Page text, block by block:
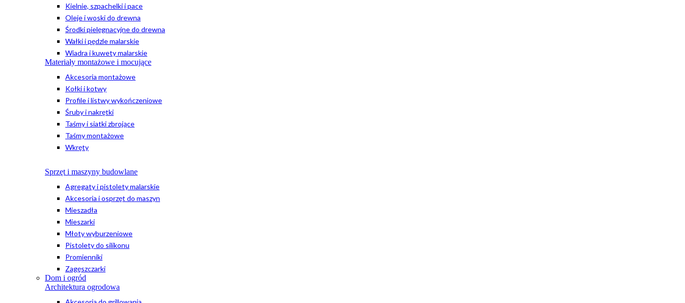
Kielnie, szpachelki i pace
Oleje i woski do drewna
Środki pielęgnacyjne do drewna
Wałki i pędzle malarskie
Wiadra i kuwety malarskie
Materiały montażowe i mocujące
Akcesoria montażowe
Kołki i kotwy
Profile i listwy wykończeniowe
Śruby i nakrętki
Taśmy i siatki zbrojące
Taśmy montażowe
Wkręty
Sprzęt i maszyny budowlane
Agregaty i pistolety malarskie
Akcesoria i osprzęt do maszyn
Mieszadła
Mieszarki
Młoty wyburzeniowe
Pistolety do silikonu
Promienniki
Zagęszczarki
Dom i ogród
Architektura ogrodowa